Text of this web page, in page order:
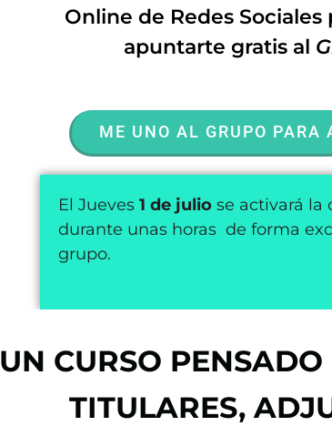
Online de Redes Sociales
apuntarte gratis al
ME UNO AL GRUPO PARA
El Jueves 1 de julio se activará la
durante unas horas de forma
grupo.
UN CURSO
TITULARES,